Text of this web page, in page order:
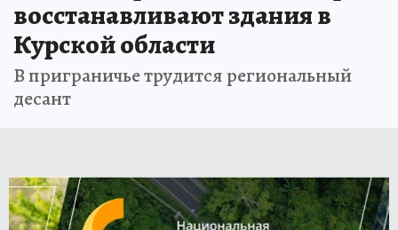
восстанавливают здания в
Курской области
В приграничье трудится региональный
десант